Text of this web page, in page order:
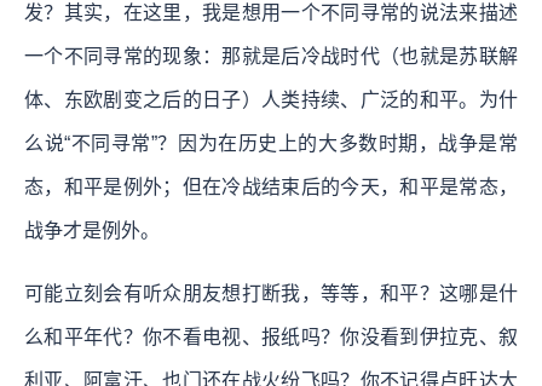
发？其实，在这里，我是想用一个不同寻常的说法来描述
一个不同寻常的现象：那就是后冷战时代（也就是苏联解
体、东欧剧变之后的日子）人类持续、广泛的和平。为什
么说“不同寻常”？因为在历史上的大多数时期，战争是常
态，和平是例外；但在冷战结束后的今天，和平是常态，
战争才是例外。
可能立刻会有听众朋友想打断我，等等，和平？这哪是什
么和平年代？你不看电视、报纸吗？你没看到伊拉克、叙
利亚、阿富汗、也门还在战火纷飞吗？你不记得卢旺达大